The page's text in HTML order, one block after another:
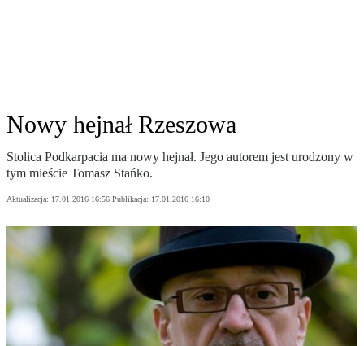
Nowy hejnał Rzeszowa
Stolica Podkarpacia ma nowy hejnał. Jego autorem jest urodzony w
tym mieście Tomasz Stańko.
Aktualizacja: 17.01.2016 16:56 Publikacja: 17.01.2016 16:10